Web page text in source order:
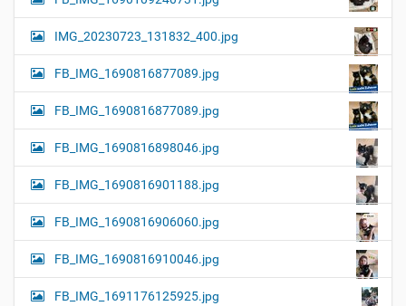
IMG_20230723_131832_400.jpg
FB_IMG_1690816877089.jpg
FB_IMG_1690816877089.jpg
FB_IMG_1690816898046.jpg
FB_IMG_1690816901188.jpg
FB_IMG_1690816906060.jpg
FB_IMG_1690816910046.jpg
FB_IMG_1691176125925.jpg